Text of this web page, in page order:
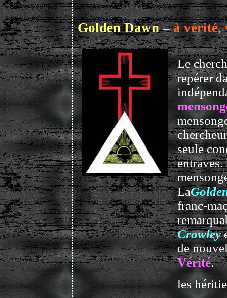
Golden Dawn –à vérité,
Le
repérer
seule
La
franc-
Crowley
de
Vérité.
les